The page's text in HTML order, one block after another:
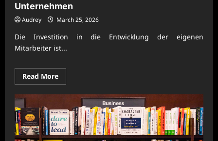
Unternehmen
Audrey March 25, 2026
Die Investition in die Entwicklung der eigenen
Mitarbeiter ist...
Read MoreRead
more
Nachhaltige
Mitarbeiterförderung
für
starke
Unternehmen